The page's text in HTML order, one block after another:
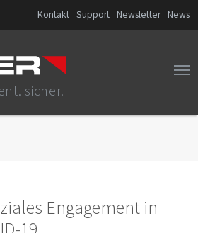
Kontakt Support Newsletter News
sicher.
Engagement in